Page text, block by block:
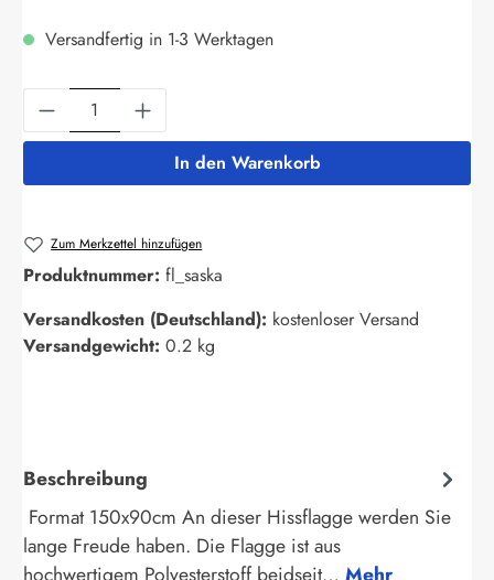
Versandfertig in 1-3 Werktagen
Produkt Anzahl: Gib den gewünschten
In den Warenkorb
Zum Merkzettel hinzufügen
Produktnummer: fl_saska
Versandkosten (Deutschland): kostenloser Versand
Versandgewicht: 0.2 kg
Beschreibung
Format 150x90cm An dieser Hissflagge werden Sie
lange Freude haben. Die Flagge ist aus